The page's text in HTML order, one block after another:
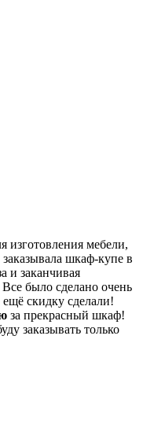
изготовления мебели,
шкаф-купе в
и заканчивая
было сделано очень
скидку сделали!
за прекрасный шкаф!
заказывать только